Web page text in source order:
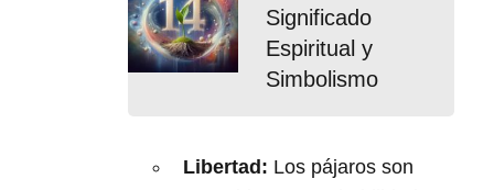
Significado
Espiritual y
Simbolismo
Libertad: Los pájaros son